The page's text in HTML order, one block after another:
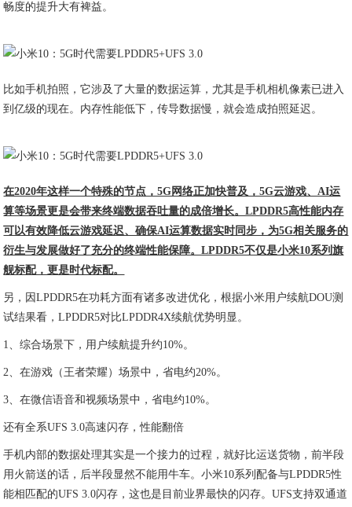
畅度的提升大有裨益。
比如手机拍照，它涉及了大量的数据运算，尤其是手机相机像素已进入
到亿级的现在。内存性能低下，传导数据慢，就会造成拍照延迟。
在2020年这样一个特殊的节点，5G网络正加快普及，5G云游戏、AI运
算等场景更是会带来终端数据吞吐量的成倍增长。LPDDR5高性能内存
可以有效降低云游戏延迟、确保AI运算数据实时同步，为5G相关服务的
衍生与发展做好了充分的终端性能保障。LPDDR5不仅是小米10系列旗
舰标配，更是时代标配。
另，因LPDDR5在功耗方面有诸多改进优化，根据小米用户续航DOU测
试结果看，LPDDR5对比LPDDR4X续航优势明显。
1、综合场景下，用户续航提升约10%。
2、在游戏（王者荣耀）场景中，省电约20%。
3、在微信语音和视频场景中，省电约10%。
还有全系UFS 3.0高速闪存，性能翻倍
手机内部的数据处理其实是一个接力的过程，就好比运送货物，前半段
用火箭送的话，后半段显然不能用牛车。小米10系列配备与LPDDR5性
能相匹配的UFS 3.0闪存，这也是目前业界最快的闪存。UFS支持双通道